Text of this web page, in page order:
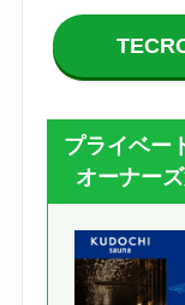
プライベー
オーナー